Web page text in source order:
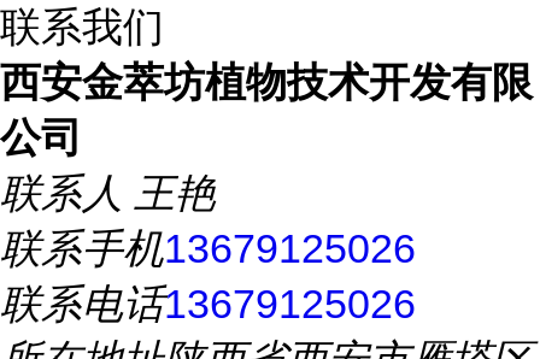
联系我们
西安金萃坊植物技术开发有限
公司
联系人 王艳
联系手机13679125026
联系电话13679125026